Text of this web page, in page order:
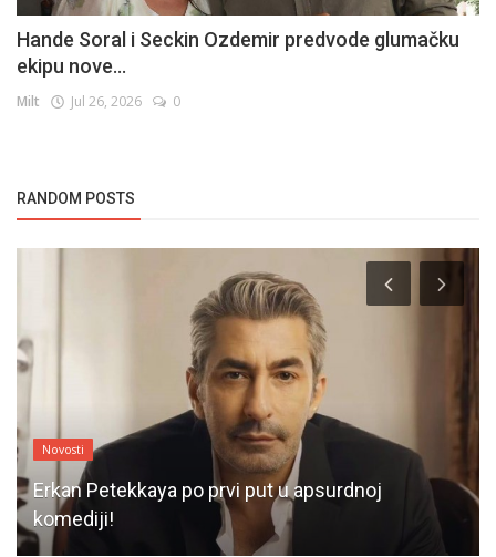
Hande Soral i Seckin Ozdemir predvode glumačku
ekipu nove...
Milt Jul 26, 2026 0
RANDOM POSTS
Novosti
Erkan Petekkaya po prvi put u apsurdnoj
komediji!